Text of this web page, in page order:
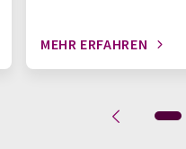
MEHR ERFAHREN